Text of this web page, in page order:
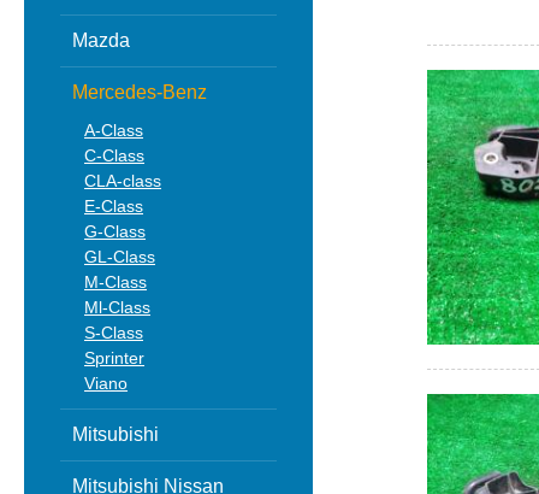
Mazda
Mercedes-Benz
A-Class
C-Class
CLA-class
E-Class
G-Class
GL-Class
M-Class
Ml-Class
S-Class
Sprinter
Viano
Mitsubishi
Mitsubishi Nissan